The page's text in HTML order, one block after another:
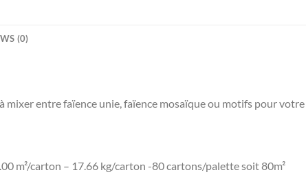
(0)
mixer entre faïence unie, faïence mosaïque ou motifs pour
m²/carton – 17.66 kg/carton -80 cartons/palette soit 80m²